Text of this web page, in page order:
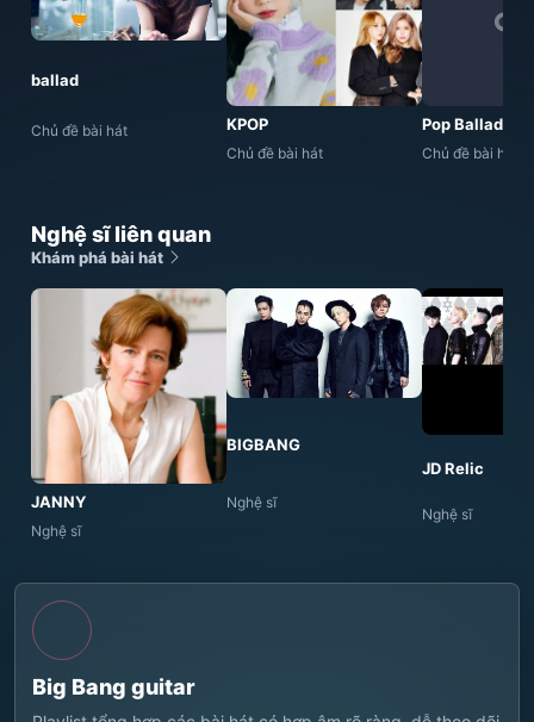
ballad
Chủ đề bài hát KPOP
Chủ đề bài hát
Pop Ballad
Chủ đề bài hát
Nghệ sĩ liên quan
Khám phá bài hát
JANNY
Nghệ sĩ
BIGBANG
Nghệ sĩ
JD Relic
Nghệ sĩ
Big Bang guitar